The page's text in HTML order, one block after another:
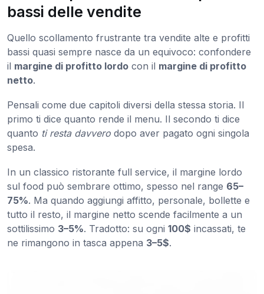
bassi delle vendite
Quello scollamento frustrante tra vendite alte e profitti
bassi quasi sempre nasce da un equivoco: confondere
il margine di profitto lordo con il margine di profitto
netto.
Pensali come due capitoli diversi della stessa storia. Il
primo ti dice quanto rende il menu. Il secondo ti dice
quanto ti resta davvero dopo aver pagato ogni singola
spesa.
In un classico ristorante full service, il margine lordo
sul food può sembrare ottimo, spesso nel range 65–
75%. Ma quando aggiungi affitto, personale, bollette e
tutto il resto, il margine netto scende facilmente a un
sottilissimo 3–5%. Tradotto: su ogni 100$ incassati, te
ne rimangono in tasca appena 3–5$.